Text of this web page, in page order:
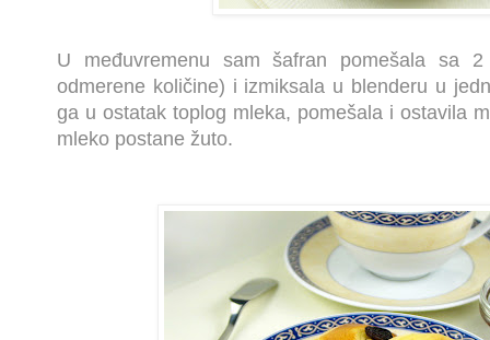
U međuvremenu sam šafran pomešala sa
odmerene količine) i izmiksala u blenderu u
ga u ostatak toplog mleka, pomešala i ostavila
mleko postane žuto.